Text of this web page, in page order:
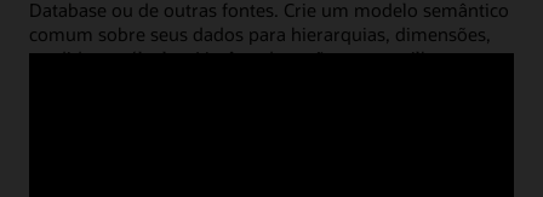
Database ou de outras fontes. Crie um modelo semântico
comum sobre seus dados para hierarquias, dimensões,
medidas e cálculos. Você pode então compartilhar esse